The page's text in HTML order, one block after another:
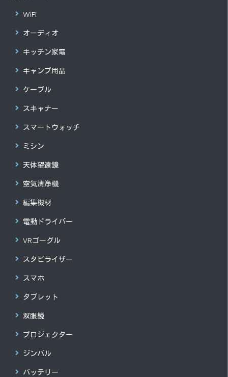
WiFi
オーディオ
キッチン家電
キャンプ用品
ケーブル
スキャナー
スマートウォッチ
ミシン
天体望遠鏡
空気清浄機
編集機材
電動ドライバー
VRゴーグル
スタビライザー
スマホ
タブレット
双眼鏡
プロジェクター
ジンバル
バッテリー